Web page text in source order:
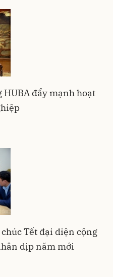
HUBA đẩy mạnh hoạt
Tết đại diện cộng
dịp năm mới